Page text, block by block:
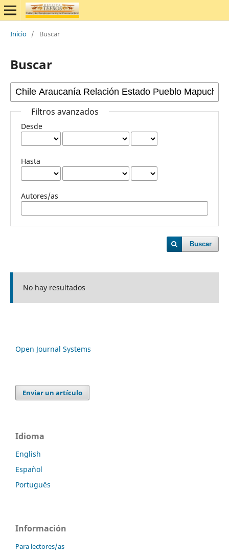
Inicio / Buscar
Buscar
Filtros avanzados
Desde
Hasta
Autores/as
Buscar
No hay resultados
Open Journal Systems
Enviar un artículo
Idioma
English
Español
Português
Información
Para lectores/as